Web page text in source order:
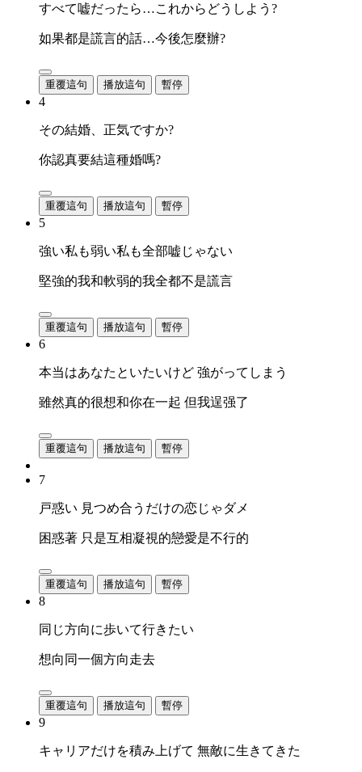
すべて嘘だったら…これからどうしよう?
如果都是謊言的話…今後怎麼辦?
重覆這句 播放這句 暫停
4
その結婚、正気ですか?
你認真要結這種婚嗎?
重覆這句 播放這句 暫停
5
強い私も弱い私も全部嘘じゃない
堅強的我和軟弱的我全都不是謊言
重覆這句 播放這句 暫停
6
本当はあなたといたいけど 強がってしまう
雖然真的很想和你在一起 但我逞强了
重覆這句 播放這句 暫停
7
戸惑い 見つめ合うだけの恋じゃダメ
困惑著 只是互相凝視的戀愛是不行的
重覆這句 播放這句 暫停
8
同じ方向に歩いて行きたい
想向同一個方向走去
重覆這句 播放這句 暫停
9
キャリアだけを積み上げて 無敵に生きてきた